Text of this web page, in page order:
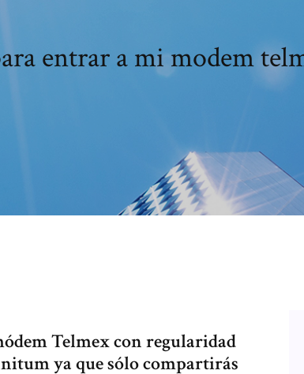
entrar a mi modem
Telmex con regularidad
ya que sólo compartirás